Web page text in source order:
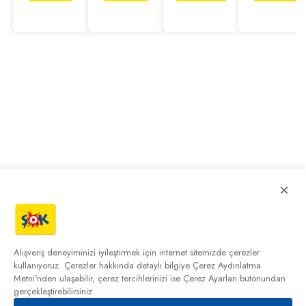
×
Alışveriş deneyiminizi iyileştirmek için internet sitemizde çerezler
kullanıyoruz. Çerezler hakkında detaylı bilgiye Çerez Aydınlatma
Metni'nden ulaşabilir, çerez tercihlerinizi ise Çerez Ayarları butonundan
gerçekleştirebilirsiniz.